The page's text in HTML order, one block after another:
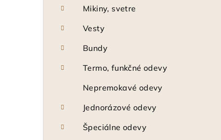
Mikiny, svetre
Vesty
Bundy
Termo, funkčné odevy
Nepremokavé odevy
Jednorázové odevy
Špeciálne odevy